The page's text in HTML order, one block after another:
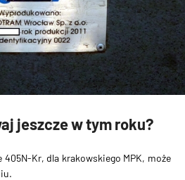
jeszcze w tym roku?
405N-Kr, dla krakowskiego MPK, może